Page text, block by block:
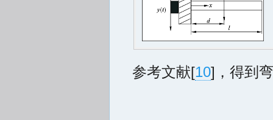
参考文献[10]，得到